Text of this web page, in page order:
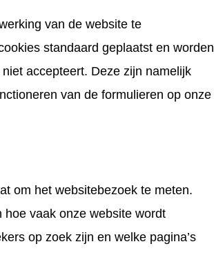
van de website te
standaard geplaatst en worden
accepteert. Deze zijn namelijk
van de formulieren op onze
om het websitebezoek te meten.
vaak onze website wordt
op zoek zijn en welke pagina’s